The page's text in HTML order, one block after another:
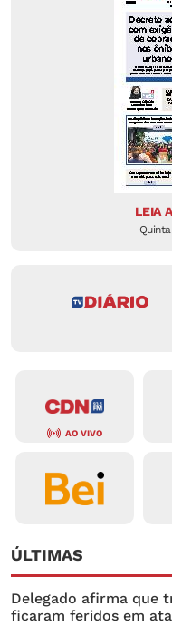
LEIA
AO VIVO
ÚLTIMAS
Delegado afirma que
ficaram feridos em